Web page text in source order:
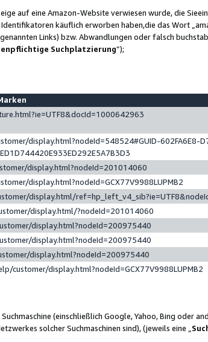
auf eine Amazon-Website verwiesen wurde, die
käuflich erworben haben,die das Wort
Links) bzw. Abwandlungen oder falsch
Suchplatzierung”);
display.html?nodeId=548524#GUID-602FA6E8-
display.html?nodeId=201014060
display.html?nodeId=GCX77V9988LUPMB2
display.html/
display.html/?nodeId=201014060
display.html?nodeId=200975440
display.html?nodeId=200975440
display.html?nodeId=200975440
customer/display.html?nodeId=GCX77V9988LUPMB2
(einschließlich Google, Yahoo, Bing oder
solcher Suchmaschinen sind), (jeweils eine „